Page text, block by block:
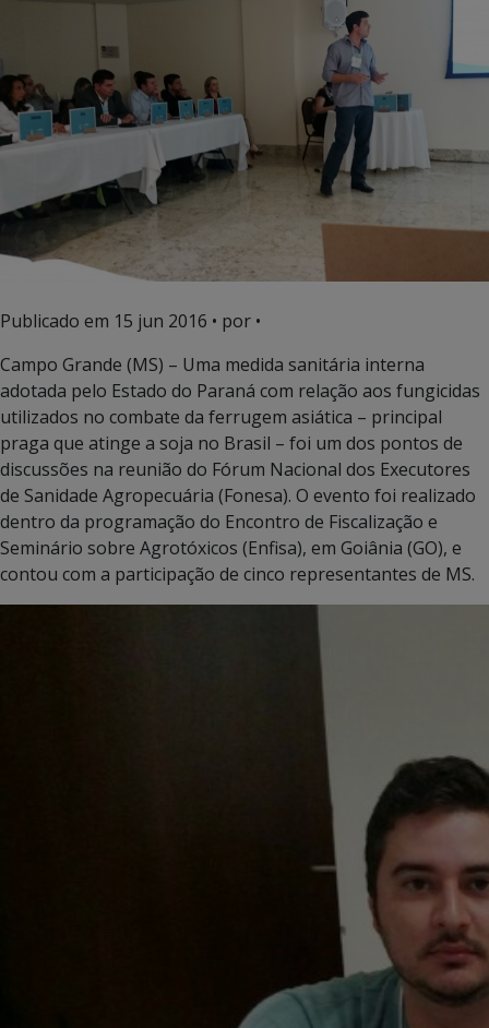
Publicado em 15 jun 2016 • por •
Campo Grande (MS) – Uma medida sanitária interna
adotada pelo Estado do Paraná com relação aos fungicidas
utilizados no combate da ferrugem asiática – principal
praga que atinge a soja no Brasil – foi um dos pontos de
discussões na reunião do Fórum Nacional dos Executores
de Sanidade Agropecuária (Fonesa). O evento foi realizado
dentro da programação do Encontro de Fiscalização e
Seminário sobre Agrotóxicos (Enfisa), em Goiânia (GO), e
contou com a participação de cinco representantes de MS.